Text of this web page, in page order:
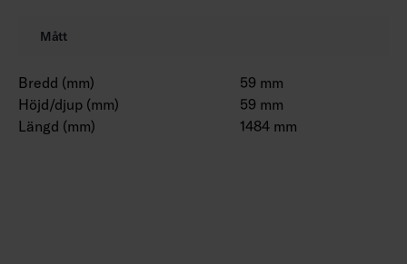
Mått
Bredd (mm)
59 mm
Höjd/djup (mm)
59 mm
Längd (mm)
1484 mm